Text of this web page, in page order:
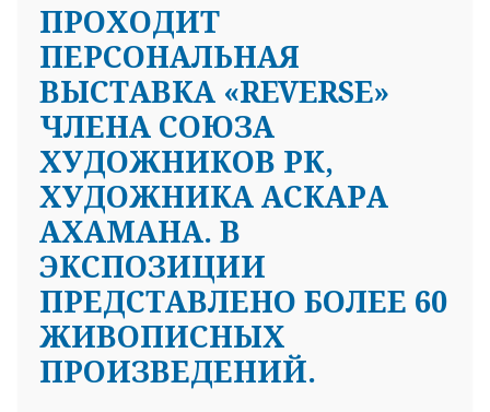
ПРОХОДИТ
ПЕРСОНАЛЬНАЯ
ВЫСТАВКА «REVERSE»
ЧЛЕНА СОЮЗА
ХУДОЖНИКОВ РК,
ХУДОЖНИКА АСКАРА
АХАМАНА. В
ЭКСПОЗИЦИИ
ПРЕДСТАВЛЕНО БОЛЕЕ 60
ЖИВОПИСНЫХ
ПРОИЗВЕДЕНИЙ.